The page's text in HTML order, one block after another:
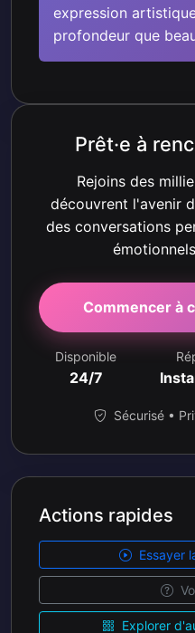
expression
profondeur que
Prêt·e à
Rejoins des
découvrent l'avenir
des conversations
Commencer à
Disponible
24/7
Sécurisé •
Actions rapides
Essayer
Explorer